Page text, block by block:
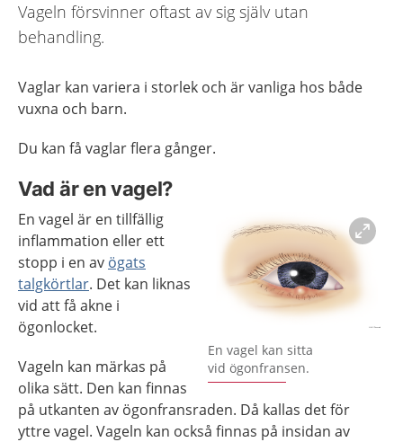
Vageln försvinner oftast av sig själv utan
behandling.
Vaglar kan variera i storlek och är vanliga hos både
vuxna och barn.
Du kan få vaglar flera gånger.
Vad är en vagel?
Förstora bilden
En vagel kan sitta
vid ögonfransen.
En vagel är en tillfällig
inflammation eller ett
stopp i en av ögats
talgkörtlar. Det kan liknas
vid att få akne i
ögonlocket.
Vageln kan märkas på
olika sätt. Den kan finnas
på utkanten av ögonfransraden. Då kallas det för
yttre vagel. Vageln kan också finnas på insidan av